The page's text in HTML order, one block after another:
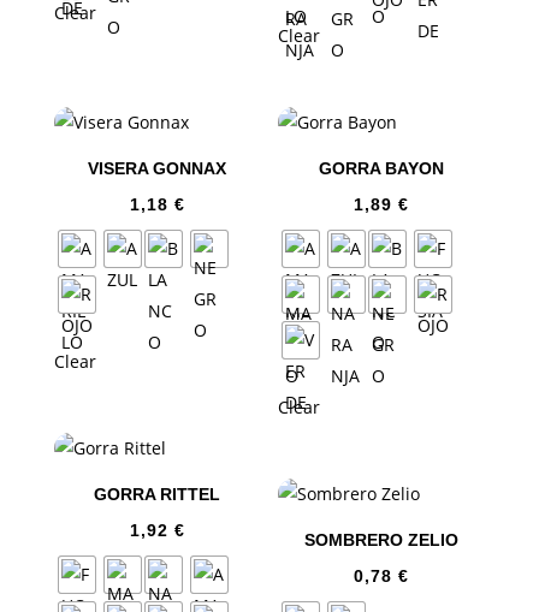
Clear
Clear
VISERA GONNAX
1,18 €
Clear
GORRA BAYON
1,89€
Clear
GORRA RITTEL
1,92 €
SOMBRERO ZELIO
0,78€